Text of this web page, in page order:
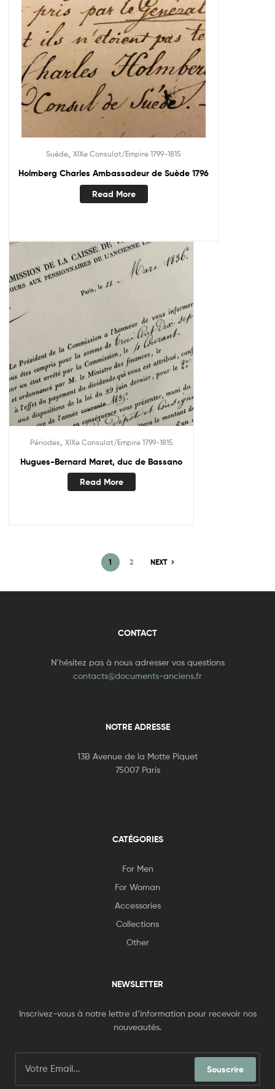
Suède XIXe Consulat/Empire 1799-1815
Holmberg Charles Ambassadeur de Suède 1796
Read More
Périodes XIXe Consulat/Empire 1799-1815
Hugues-Bernard Maret, duc de Bassano
Read More
1 2 NEXT
CONTACT
N’hésitez pas à nous adresser vos questions
contacts@documents-anciens.fr
NOTRE ADRESSE
13B Avenue de la Motte Piquet
75007 Paris
CATÉGORIES
For Men
For Woman
Accessories
Collections
Other
NEWSLETTER
Inscrivez-vous à notre lettre d’information pour recevoir nos
nouveautés.
Souscrire